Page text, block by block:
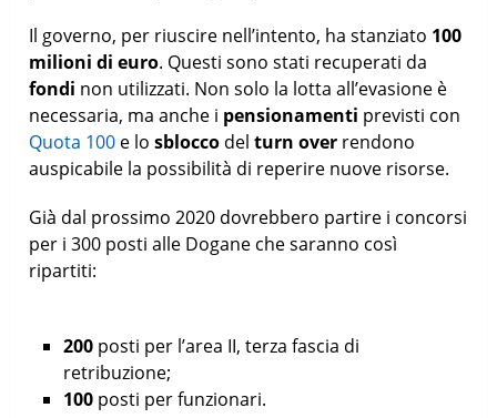
Il governo, per riuscire nell’intento, ha stanziato 100
milioni di euro. Questi sono stati recuperati da
fondi non utilizzati. Non solo la lotta all’evasione è
necessaria, ma anche i pensionamenti previsti con
Quota 100 e losblocco delturn over rendono
auspicabile la possibilità di reperire nuove risorse.
Già dal prossimo 2020 dovrebbero partire i concorsi
per i 300 posti alle Dogane che saranno così
ripartiti:
200posti per l’area II, terza fascia di
retribuzione;
100posti per funzionari.